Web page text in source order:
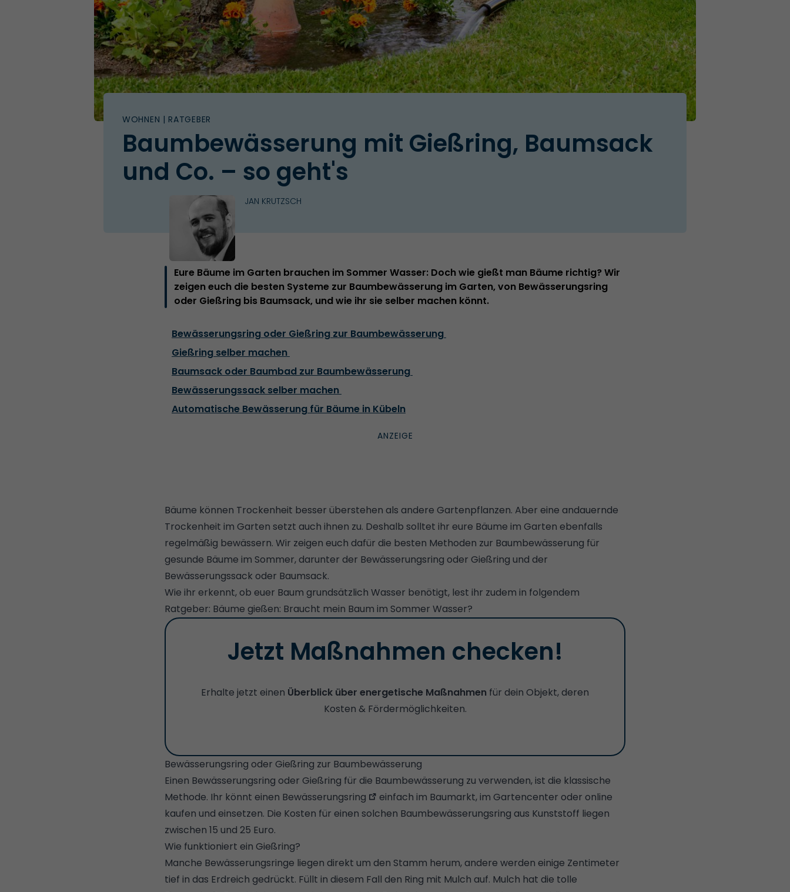
WOHNEN | RATGEBER
Baumbewässerung mit Gießring, Baumsack
und Co. – so geht's
JAN KRUTZSCH
Eure Bäume im Garten brauchen im Sommer Wasser: Doch wie gießt man Bäume richtig? Wir
zeigen euch die besten Systeme zur Baumbewässerung im Garten, von Bewässerungsring
oder Gießring bis Baumsack, und wie ihr sie selber machen könnt.
Bewässerungsring oder Gießring zur Baumbewässerung
Gießring selber machen
Baumsack oder Baumbad zur Baumbewässerung
Bewässerungssack selber machen
Automatische Bewässerung für Bäume in Kübeln
Bäume können Trockenheit besser überstehen als andere Gartenpflanzen. Aber eine andauernde
Trockenheit im Garten setzt auch ihnen zu. Deshalb solltet ihr eure Bäume im Garten ebenfalls
regelmäßig bewässern. Wir zeigen euch dafür die besten Methoden zur Baumbewässerung für
gesunde Bäume im Sommer, darunter der Bewässerungsring oder Gießring und der
Bewässerungssack oder Baumsack.
Wie ihr erkennt, ob euer Baum grundsätzlich Wasser benötigt, lest ihr zudem in folgendem
Ratgeber: Bäume gießen: Braucht mein Baum im Sommer Wasser?
Jetzt Maßnahmen checken!
Erhalte jetzt einen Überblick über energetische Maßnahmen für dein Objekt, deren
Kosten & Fördermöglichkeiten.
Bewässerungsring oder Gießring zur Baumbewässerung
Einen Bewässerungsring oder Gießring für die Baumbewässerung zu verwenden, ist die klassische
Methode. Ihr könnt einen Bewässerungsring
einfach im Baumarkt, im Gartencenter oder online
kaufen und einsetzen. Die Kosten für einen solchen Baumbewässerungsring aus Kunststoff liegen
zwischen 15 und 25 Euro.
Wie funktioniert ein Gießring?
Manche Bewässerungsringe liegen direkt um den Stamm herum, andere werden einige Zentimeter
tief in das Erdreich gedrückt. Füllt in diesem Fall den Ring mit Mulch auf. Mulch hat die tolle